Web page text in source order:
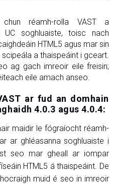
réamh-rolla VAST a
UC soghluaiste, toisc nach
HTML5 agus mar sin
a thaispeáint i gceart.
ag gach imreoir eile freisin;
eile amach anseo.
ar fud an domhain
4.0.3 agus 4.0.4:
maidir le fógraíocht réamh-
ar ghléasanna soghluaiste i
seo mar gheall ar iompar
HTML5 á thaispeáint. De
muid é seo in imreoir